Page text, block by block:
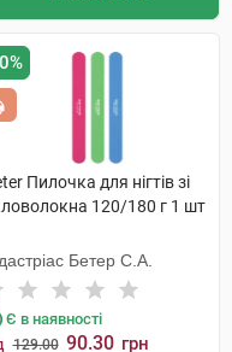
Пилочка для нігтів зі
120/180 г 1 шт
Бетер С.А.
Є в наявності
129.00 90.30 грн